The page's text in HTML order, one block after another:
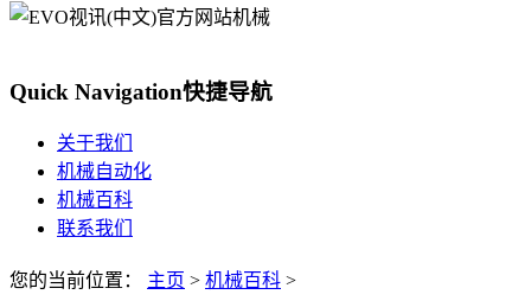
Quick Navigation快捷导航
关于我们
机械自动化
机械百科
联系我们
您的当前位置： 主页 > 机械百科 >